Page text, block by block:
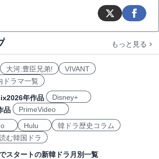
もっと見る
大河:豊臣兄弟!
VIVANT
ドラマ一覧
年作品
Disney+
品
PrimeVideo
Hulu
韓ドラ歴史コラム
む韓国ドラ
スタートの新韓ドラ月別一覧